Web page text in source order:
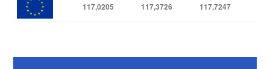
117,0205 117,3726 117,7247